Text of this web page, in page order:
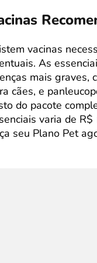
vacinas
As
mais graves,
cães, e
do pacote
varia de
seu Plano Pet